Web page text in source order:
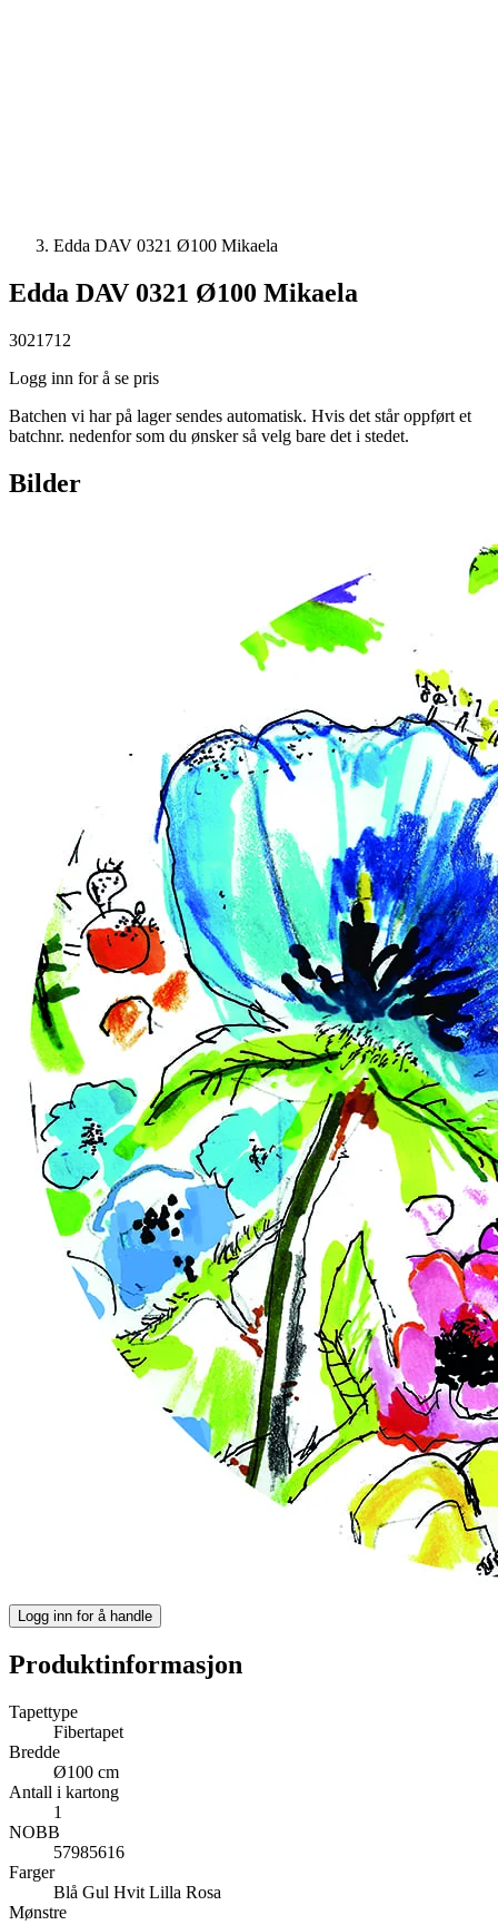
Edda DAV 0321 Ø100 Mikaela
Edda DAV 0321 Ø100 Mikaela
3021712
Logg inn for å se pris
Batchen vi har på lager sendes automatisk. Hvis det står oppført et
batchnr. nedenfor som du ønsker så velg bare det i stedet.
Bilder
Logg inn for å handle
Produktinformasjon
Tapettype
Fibertapet
Bredde
Ø100 cm
Antall i kartong
1
NOBB
57985616
Farger
Blå Gul Hvit Lilla Rosa
Mønstre